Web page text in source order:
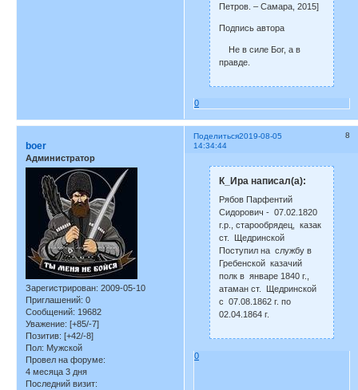
Петров. – Самара, 2015]
Подпись автора
Не в силе Бог, а в
правде.
0
Поделиться 8
2019-08-05
14:34:44
boer
Администратор
Зарегистрирован: 2009-05-10
Приглашений: 0
Сообщений: 19682
Уважение: [+85/-7]
Позитив: [+42/-8]
Пол: Мужской
Провел на форуме:
4 месяца 3 дня
Последний визит:
К_Ира написал(а):
Рябов Парфентий
Сидорович - 07.02.1820
г.р., старообрядец, казак
ст. Щедринской
Поступил на службу в
Гребенской казачий
полк в январе 1840 г.,
атаман ст. Щедринской
с 07.08.1862 г. по
02.04.1864 г.
0